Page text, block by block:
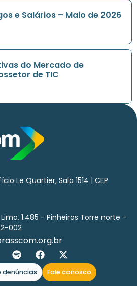
e Salários – Maio de 2026
do Mercado de
de TIC
Le Quartier, Sala 1514 | CEP
1.485 - Pinheiros Torre norte -
002
denúncias Fale conosco